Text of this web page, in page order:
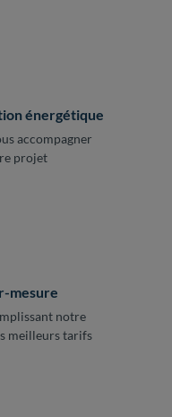
énergétique
accompagner
projet
mesure
notre
meilleurs tarifs